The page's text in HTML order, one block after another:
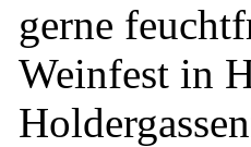
gerne
Weinfest in